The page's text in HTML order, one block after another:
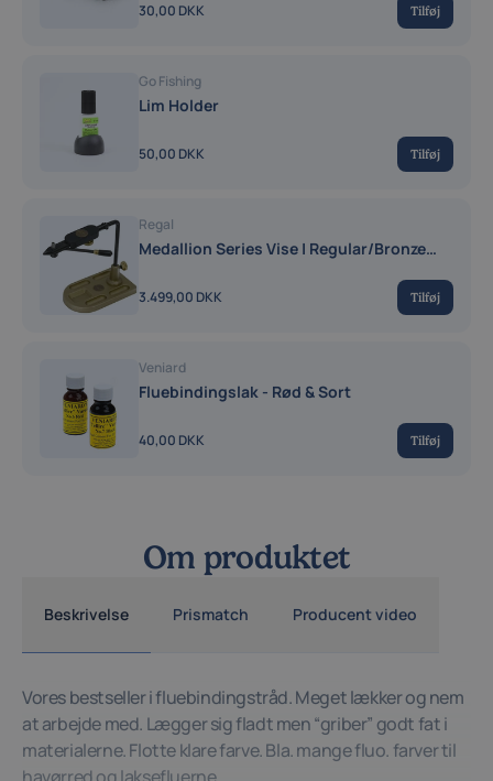
30,00 DKK Tilføj
Go Fishing
Lim Holder
50,00 DKK Tilføj
Regal
Medallion Series Vise | Regular/Bronze
3.499,00 DKK Tilføj
Veniard
Fluebindingslak - Rød & Sort
40,00 DKK Tilføj
Om produktet
Beskrivelse Prismatch Producent video
Vores bestseller i fluebindingstråd. Meget lækker og nem
at arbejde med. Lægger sig fladt men “griber” godt fat i
materialerne. Flotte klare farve. Bla. mange fluo. farver til